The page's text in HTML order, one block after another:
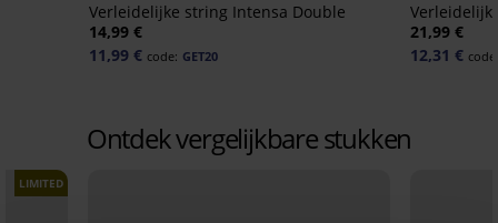
Verleidelijke string Intensa Double
14,99 €
11,99 € code: GET20
21,99 €
12,31 €
Ontdek vergelijkbare stukken
LIMITED